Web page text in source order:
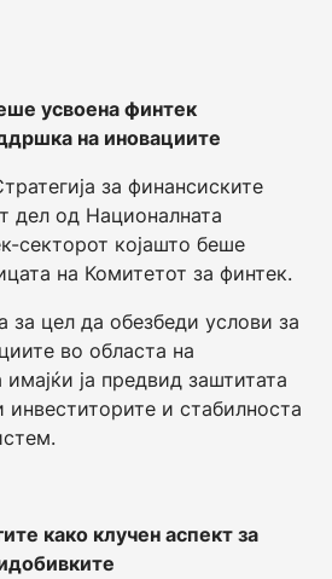
усвоена финтек
на иновациите
за финансиските
дел од Националната
секторот којашто беше
на Комитетот за финтек.
за цел да обезбеди услови за
во областа на
ја предвид заштитата
и стабилноста
како клучен аспект за